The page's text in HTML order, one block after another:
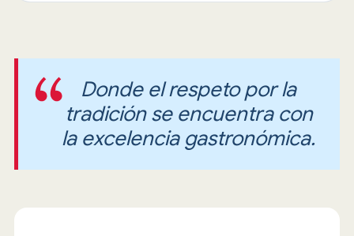
Donde el respeto por la
tradición se encuentra con
la excelencia gastronómica.